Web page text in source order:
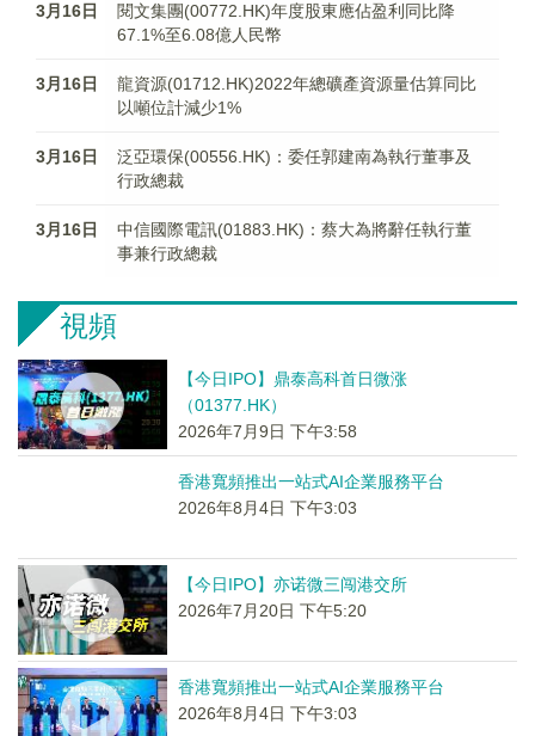
3月16日
閱文集團(00772.HK)年度股東應佔盈利同比降
67.1%至6.08億人民幣
3月16日
龍資源(01712.HK)2022年總礦產資源量估算同比
以噸位計減少1%
3月16日
泛亞環保(00556.HK)：委任郭建南為執行董事及
行政總裁
3月16日
中信國際電訊(01883.HK)：蔡大為將辭任執行董
事兼行政總裁
視頻
【今日IPO】鼎泰高科首日微涨
（01377.HK）
2026年7月9日 下午3:58
香港寬頻推出一站式AI企業服務平台
2026年8月4日 下午3:03
【今日IPO】亦诺微三闯港交所
2026年7月20日 下午5:20
香港寬頻推出一站式AI企業服務平台
2026年8月4日 下午3:03